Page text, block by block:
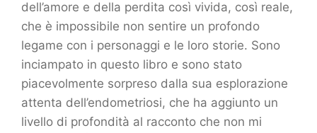
dell’amore e della perdita così vivida, così reale,
che è impossibile non sentire un profondo
legame con i personaggi e le loro storie. Sono
inciampato in questo libro e sono stato
piacevolmente sorpreso dalla sua esplorazione
attenta dell’endometriosi, che ha aggiunto un
livello di profondità al racconto che non mi